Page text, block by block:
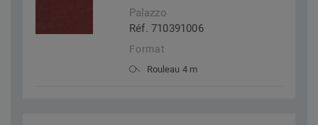
Palazzo
Réf. 710391006
Format
Rouleau 4 m